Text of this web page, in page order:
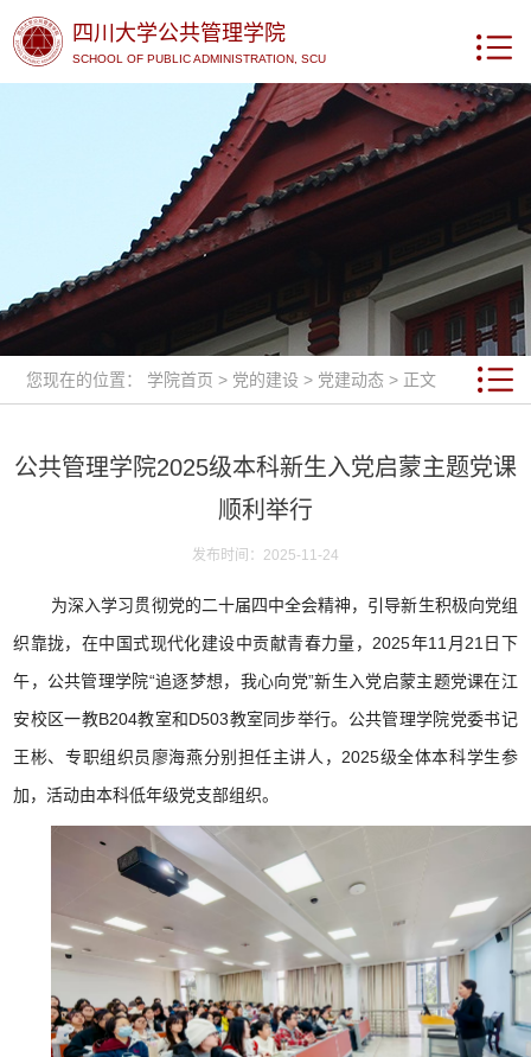
四川大学公共管理学院
SCHOOL OF PUBLIC ADMINISTRATION, SCU
您现在的位置： 学院首页 > 党的建设 > 党建动态 > 正文
公共管理学院2025级本科新生入党启蒙主题党课
顺利举行
发布时间：2025-11-24
为深入学习贯彻党的二十届四中全会精神，引导新生积极向党组
织靠拢，在中国式现代化建设中贡献青春力量，2025年11月21日下
午，公共管理学院“追逐梦想，我心向党”新生入党启蒙主题党课在江
安校区一教B204教室和D503教室同步举行。公共管理学院党委书记
王彬、专职组织员廖海燕分别担任主讲人，2025级全体本科学生参
加，活动由本科低年级党支部组织。